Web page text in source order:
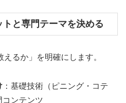
と専門テーマを決める
るか」を明確にします。
：基礎技術（ピニング・コテ
コンテンツ